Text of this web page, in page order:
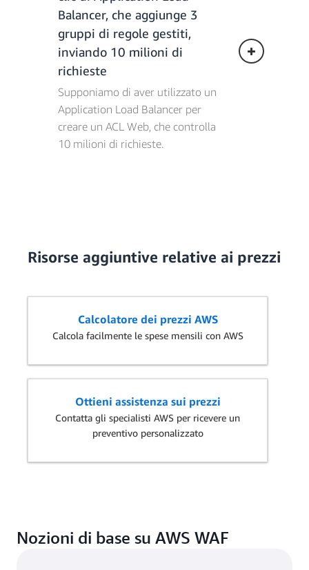
= 3,96 €
Costi per le richieste = 0,79 €/milione *
(100 milioni di richieste) = 79 €
Spese combinate totali = 87,89
*Per ACL Web associate alle
distribuzioni CloudFront
Balancer, che aggiunge 3
gruppi di regole gestiti,
inviando 10 milioni di
richieste
Supponiamo di aver utilizzato un
Application Load Balancer per
creare un ACL Web, che controlla
10 milioni di richieste.
Costi totali combinati =
richieste
Risorse aggiuntive relative ai prezzi
Calcolatore dei prezzi AWS
Calcola facilmente le spese mensili con AWS
Ottieni assistenza sui prezzi
Contatta gli specialisti AWS per ricevere un
preventivo personalizzato
Nozioni di base su AWS WAF